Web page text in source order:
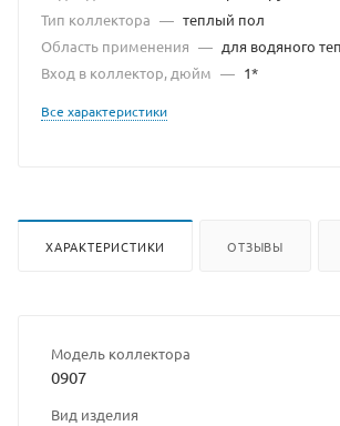
Тип коллектора — теплый пол
Область применения — для водяного
Вход в коллектор, дюйм — 1*
Все характеристики
ХАРАКТЕРИСТИКИ ОТЗЫВЫ
Модель коллектора
0907
Вид изделия